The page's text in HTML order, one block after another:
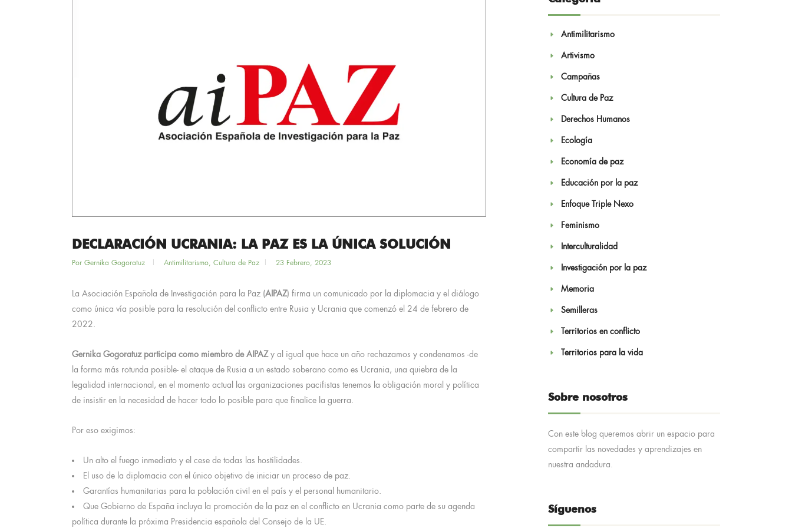
DECLARACIÓN UCRANIA: LA PAZ ES LA ÚNICA SOLUCIÓN
Por Gernika Gogoratuz Antimilitarismo, Cultura de Paz 23 Febrero, 2023
La Asociación Española de Investigación para la Paz (AIPAZ) firma un comunicado por la diplomacia y el diálogo
como única vía posible para la resolución del conflicto entre Rusia y Ucrania que comenzó el 24 de febrero de
2022.
Gernika Gogoratuz participa como miembro de AIPAZy al igual que hace un año rechazamos y condenamos -de
la forma más rotunda posible- el ataque de Rusia a un estado soberano como es Ucrania, una quiebra de la
legalidad internacional, en el momento actual las organizaciones pacifistas tenemos la obligación moral y política
de insistir en la necesidad de hacer todo lo posible para que finalice la guerra.
Por eso exigimos:
Un alto el fuego inmediato y el cese de todas las hostilidades.
El uso de la diplomacia con el único objetivo de iniciar un proceso de paz.
Garantías humanitarias para la población civil en el país y el personal humanitario.
Que Gobierno de España incluya la promoción de la paz en el conflicto en Ucrania como parte de su agenda
política durante la próxima Presidencia española del Consejo de la UE.
Antimilitarismo
Artivismo
Campañas
Cultura de Paz
Derechos Humanos
Ecología
Economía de paz
Educación por la paz
Enfoque Triple Nexo
Feminismo
Interculturalidad
Investigación por la paz
Memoria
Semilleras
Territorios en conflicto
Territorios para la vida
Sobre nosotros
Con este blog queremos abrir un espacio para
compartir las novedades y aprendizajes en
nuestra andadura.
Síguenos